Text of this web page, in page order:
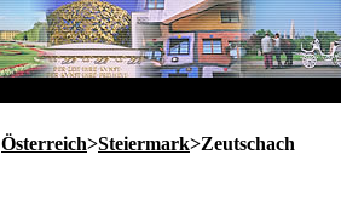
Österreich>Steiermark>Zeutschach